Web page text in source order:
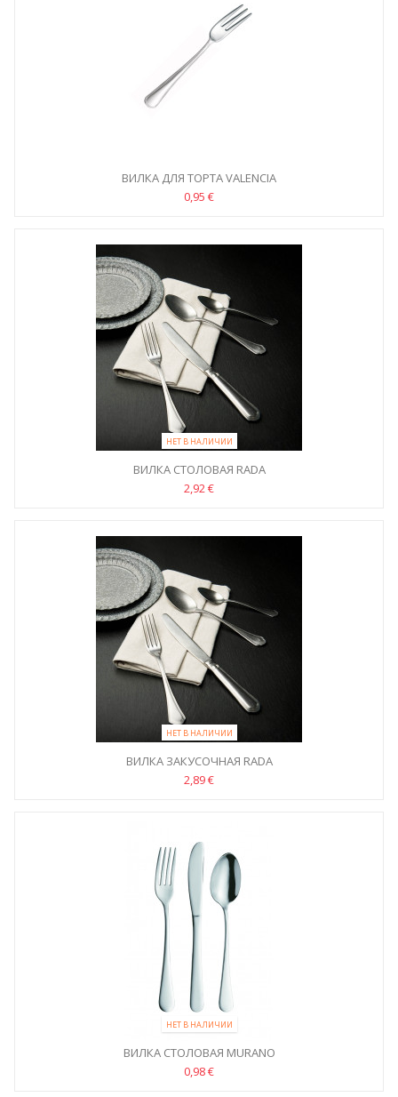
ВИЛКА ДЛЯ ТОРТА VALENCIA
0,95 €
НЕТ В НАЛИЧИИ
ВИЛКА СТОЛОВАЯ RADA
2,92 €
НЕТ В НАЛИЧИИ
ВИЛКА ЗАКУСОЧНАЯ RADA
2,89 €
НЕТ В НАЛИЧИИ
ВИЛКА СТОЛОВАЯ MURANO
0,98 €